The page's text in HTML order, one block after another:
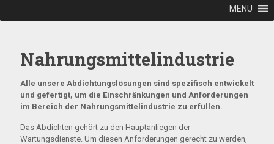
MENU
Nahrungsmittelindustrie
Alle unsere Abdichtungslösungen sind spezifisch entwickelt
und gefertigt, um die Einschränkungen und Anforderungen
im Bereich der Nahrungsmittelindustrie zu erfüllen.
Das Abdichten gehört zu den Hauptanliegen der
Wartungsdienste. Um diesen Anforderungen gerecht zu werden,